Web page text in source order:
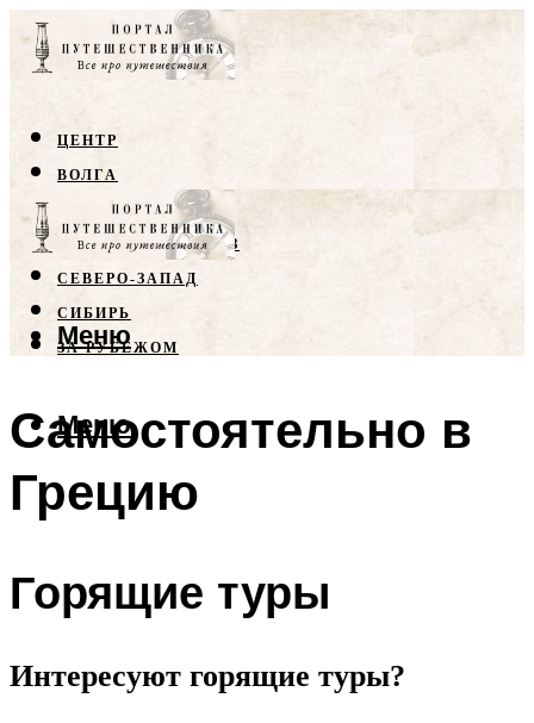
ЦЕНТР
ВОЛГА
КРЫМ
СЕВЕРНЫЙ КАВКАЗ
СЕВЕРО-ЗАПАД
СИБИРЬ
ЗА РУБЕЖОМ
Меню
Меню
Самостоятельно в
Грецию
Горящие туры
Интересуют горящие туры?